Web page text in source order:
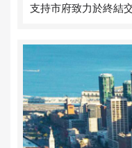
支持市府致力於終結